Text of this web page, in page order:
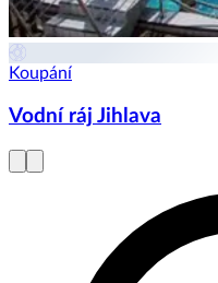
Koupání
Vodní ráj Jihlava